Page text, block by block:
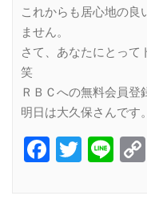
これからも居心地の良
ません。
さて、あなたにとって
笑
ＲＢＣへの無料会員登
明日は大久保さんです。
Facebook
Twitter
Line